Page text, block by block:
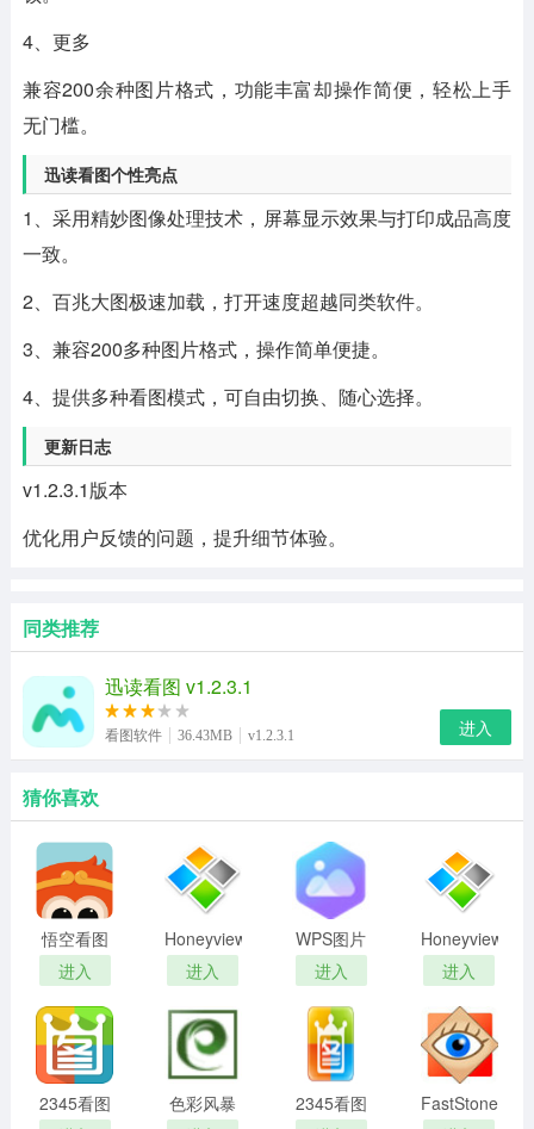
4、更多
兼容200余种图片格式，功能丰富却操作简便，轻松上手
无门槛。
迅读看图个性亮点
1、采用精妙图像处理技术，屏幕显示效果与打印成品高度
一致。
2、百兆大图极速加载，打开速度超越同类软件。
3、兼容200多种图片格式，操作简单便捷。
4、提供多种看图模式，可自由切换、随心选择。
更新日志
v1.2.3.1版本
优化用户反馈的问题，提升细节体验。
同类推荐
迅读看图 v1.2.3.1
看图软件 36.43MB v1.2.3.1 进入
猜你喜欢
悟空看图
标准版
进入
Honeyview
汉化版-蜂
蜜浏览器
便携版
进入
WPS图片
电脑版
进入
Honeyview
官网版
进入
2345看图
色彩风暴
2345看图
FastStone